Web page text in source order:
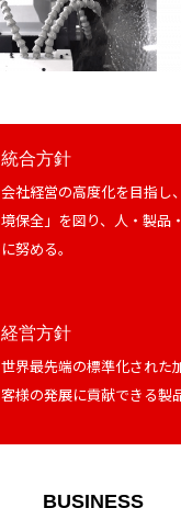
統合方針
会社経営の高度化を目指し
境保全」を図り、人・製品
に努める。
経営方針
世界最先端の標準化された
客様の発展に貢献できる製
BUSINESS